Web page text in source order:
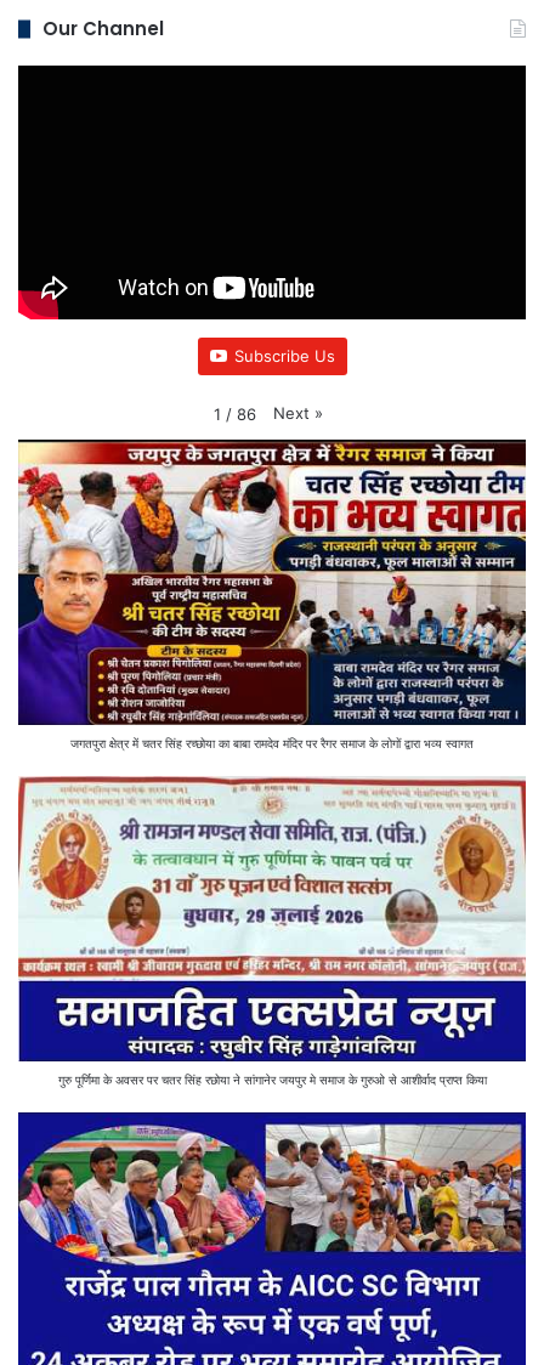
Our Channel
Subscribe Us
1 / 86 Next »
जगतपुरा क्षेत्र में चतर सिंह रच्छोया का बाबा रामदेव मंदिर पर रैगर समाज के लोगों द्वारा भव्य स्वागत
गुरु पूर्णिमा के अवसर पर चतर सिंह रछोया ने सांगानेर जयपुर मे समाज के गुरुओ से आशीर्वाद प्राप्त किया